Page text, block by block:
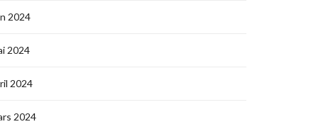
2024
2024
2024
2024